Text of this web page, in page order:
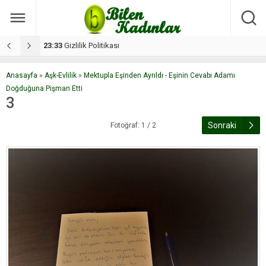
17:08 Dilan, düğününe 5 gün kala hayatını kaybetti
Anasayfa » Aşk-Evlilik » Mektupla Eşinden Ayrıldı - Eşinin Cevabı Adamı
Doğduğuna Pişman Etti
3
Fotoğraf: 1 / 2 Sonraki